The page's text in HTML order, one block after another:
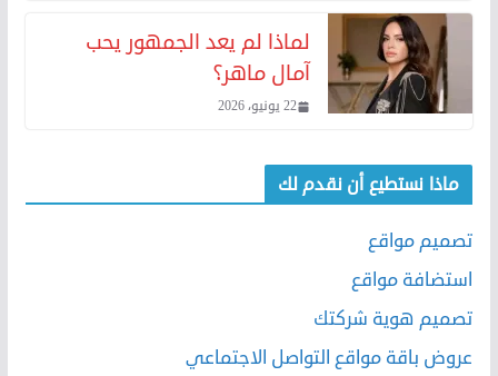
لماذا لم يعد الجمهور يحب
آمال ماهر؟
22 يونيو، 2026
ماذا نستطيع أن نقدم لك
تصميم مواقع
استضافة مواقع
تصميم هوية شركتك
عروض باقة مواقع التواصل الاجتماعي